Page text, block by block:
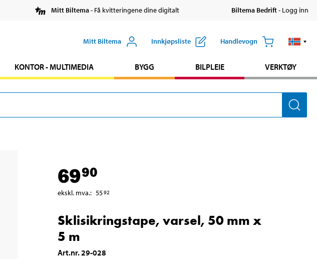
Mitt Biltema- Få kvitteringene dine digitalt Biltema Bedrift- Logg inn
Mitt Biltema Innkjøpsliste Handlevogn
KONTOR - MULTIMEDIA BYGG BILPLEIE VERKTØY
6990
ekskl. mva.: 5592
Sklisikringstape, varsel, 50 mm x
5 m
Art.nr.29-028